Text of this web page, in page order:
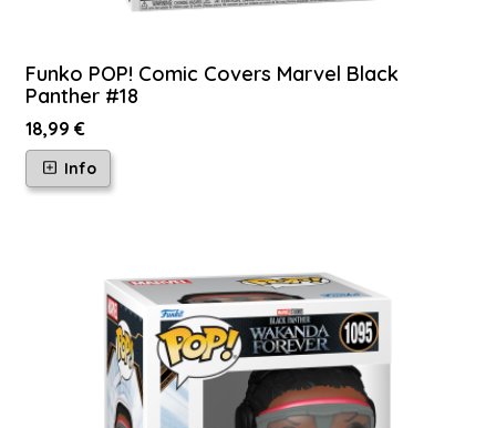
Funko POP! Comic Covers Marvel Black
Panther #18
18,99 €
Info